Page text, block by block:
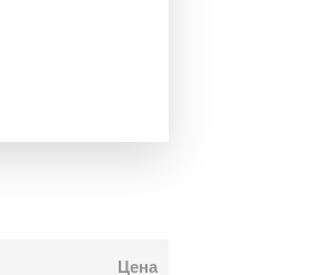
Цена